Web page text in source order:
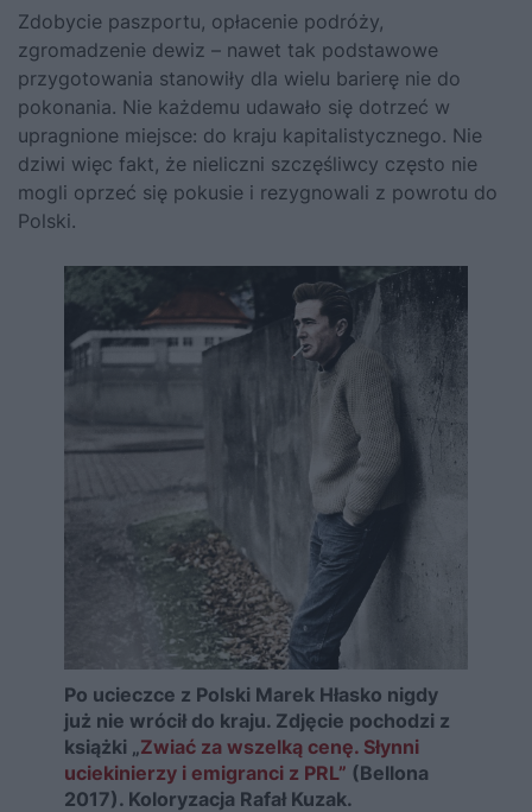
Zdobycie paszportu, opłacenie podróży,
zgromadzenie dewiz – nawet tak podstawowe
przygotowania stanowiły dla wielu barierę nie do
pokonania. Nie każdemu udawało się dotrzeć w
upragnione miejsce: do kraju kapitalistycznego. Nie
dziwi więc fakt, że nieliczni szczęśliwcy często nie
mogli oprzeć się pokusie i rezygnowali z powrotu do
Polski.
Po ucieczce z Polski Marek Hłasko nigdy
już nie wrócił do kraju. Zdjęcie pochodzi z
książki „Zwiać za wszelką cenę. Słynni
uciekinierzy i emigranci z PRL” (Bellona
2017). Koloryzacja Rafał Kuzak.